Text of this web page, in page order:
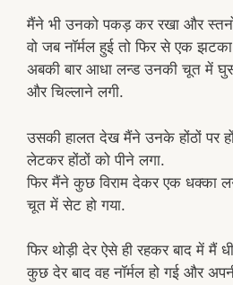
मैंने भी उनको पकड़ कर रखा और
वो जब नॉर्मल हुई तो फिर से एक झटका
अबकी बार आधा लन्ड उनकी चूत में
और चिल्लाने लगी.
उसकी हालत देख मैंने उनके होंठों पर
लेटकर होंठों को पीने लगा.
फिर मैंने कुछ विराम देकर एक धक्का
चूत में सेट हो गया.
फिर थोड़ी देर ऐसे ही रहकर बाद में मैं
कुछ देर बाद वह नॉर्मल हो गई और